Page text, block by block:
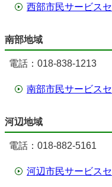
西部市民サービス
南部地域
電話：018-838-1213
南部市民サービス
河辺地域
電話：018-882-5161
河辺市民サービス